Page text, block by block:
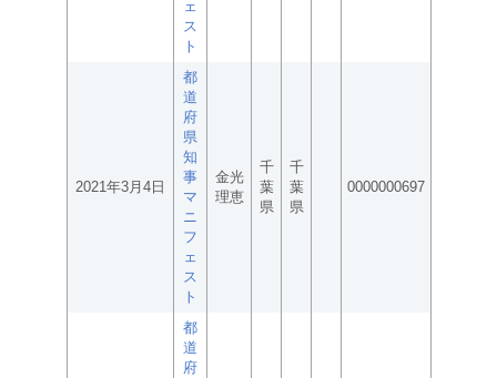
ェ
ス
ト
2021年3月4日
都
道
府
県
知
事
マ
ニ
フ
ェ
ス
ト
金光
理恵
千
葉
県
千
葉
県
0000000697
都
道
府